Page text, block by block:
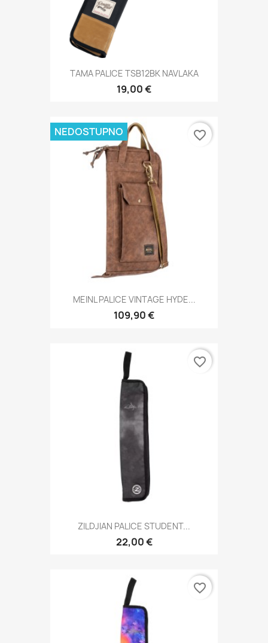
TAMA PALICE TSB12BK NAVLAKA
19,00 €
MEINL PALICE VINTAGE HYDE...
109,90 €
NEDOSTUPNO favorite_border
ZILDJIAN PALICE STUDENT...
22,00 €
favorite_border
favorite_border